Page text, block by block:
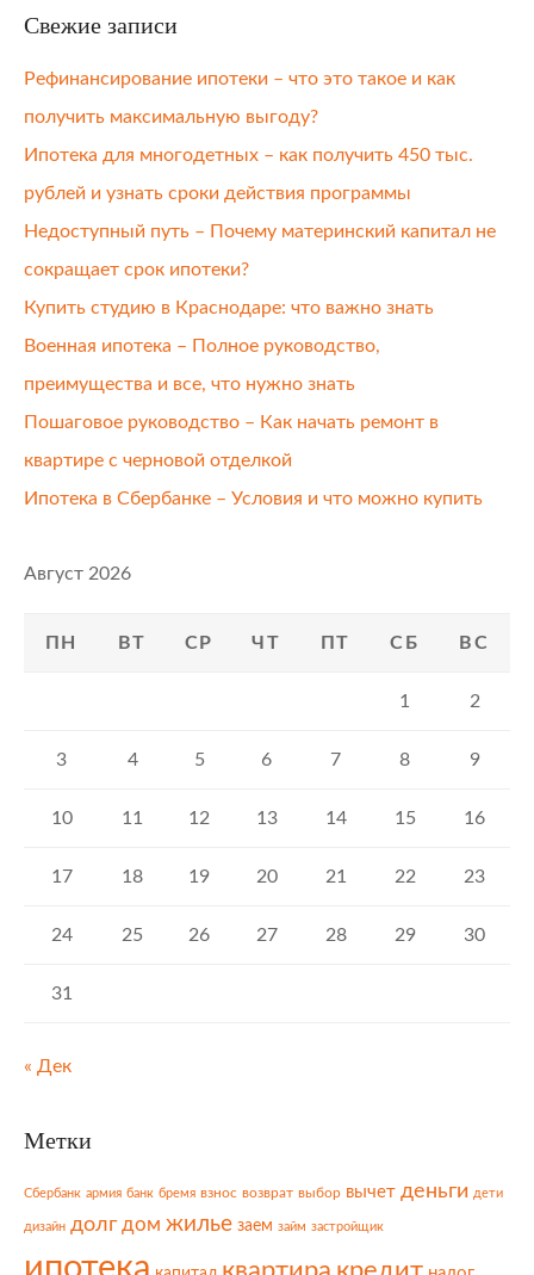
Свежие записи
Рефинансирование ипотеки – что это такое и как
получить максимальную выгоду?
Ипотека для многодетных – как получить 450 тыс.
рублей и узнать сроки действия программы
Недоступный путь – Почему материнский капитал не
сокращает срок ипотеки?
Купить студию в Краснодаре: что важно знать
Военная ипотека – Полное руководство,
преимущества и все, что нужно знать
Пошаговое руководство – Как начать ремонт в
квартире с черновой отделкой
Ипотека в Сбербанке – Условия и что можно купить
Август 2026
ПН ВТ СР ЧТ ПТ СБ ВС
1 2
3 4 5 6 7 8 9
10 11 12 13 14 15 16
17 18 19 20 21 22 23
24 25 26 27 28 29 30
31
« Дек
Метки
Сбербанк армия банк бремя взнос возврат выбор вычет деньги дети
дизайн долг дом жилье заем займ застройщик